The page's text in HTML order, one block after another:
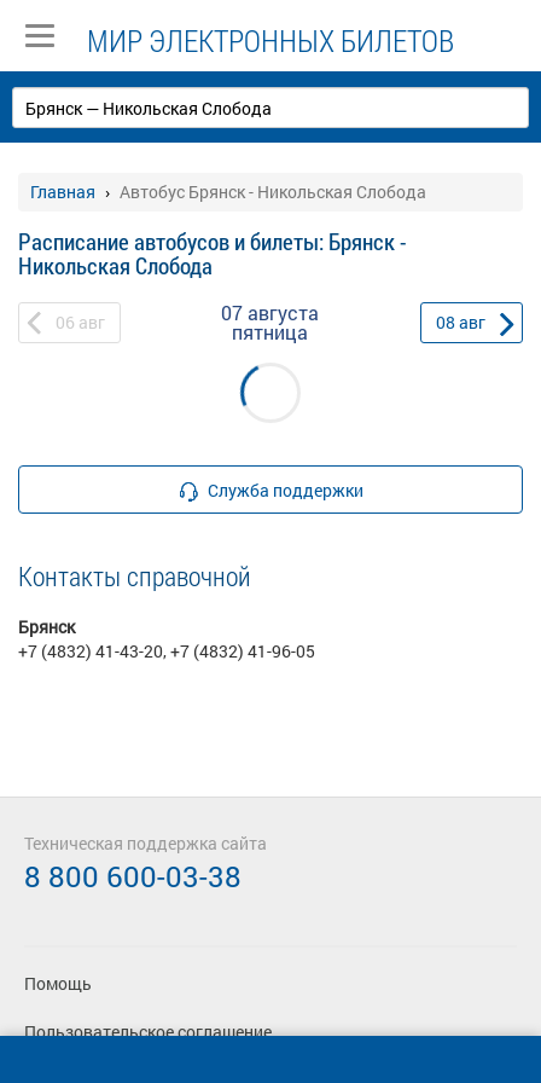
МИР ЭЛЕКТРОННЫХ БИЛЕТОВ
Главная Автобус Брянск - Никольская Слобода
Расписание автобусов и билеты: Брянск -
Никольская Слобода
06 авг 07 августа
пятница 08 авг
Служба поддержки
Контакты справочной
Брянск
+7 (4832) 41-43-20, +7 (4832) 41-96-05
Помощь
Пользовательское соглашение
Техническая поддержка сайта
8 800 600-03-38